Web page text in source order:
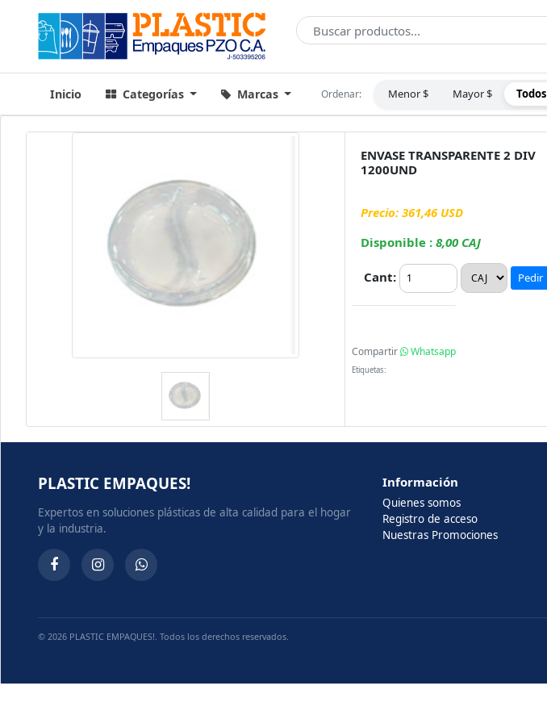
Inicio Categorías Marcas Ordenar: Menor $ Mayor $ Todos
ENVASE TRANSPARENTE 2 DIV
1200UND
Precio: 361,46 USD
Disponible : 8,00 CAJ
Cant: Pedir
Compartir Whatsapp
Etiquetas:
PLASTIC EMPAQUES!
Expertos en soluciones plásticas de alta calidad para el hogar
y la industria.
Información
Quienes somos
Registro de acceso
Nuestras Promociones
© 2026 PLASTIC EMPAQUES!. Todos los derechos reservados.